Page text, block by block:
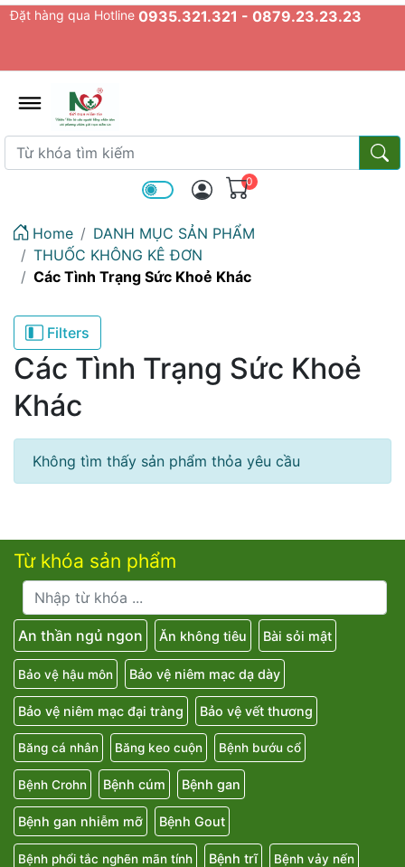
Đặt hàng qua Hotline 0935.321.321 - 0879.23.23.23
Từ khóa tìm kiếm
Từ
0
Home
DANH MỤC SẢN PHẨM
THUỐC KHÔNG KÊ ĐƠN
Các Tình Trạng Sức Khoẻ Khác
Filters
Các Tình Trạng Sức Khoẻ
Khác
Không tìm thấy sản phẩm thỏa yêu cầu
Từ khóa sản phẩm
An thần ngủ ngon Ăn không tiêu Bài sỏi mật
Bảo vệ hậu môn Bảo vệ niêm mạc dạ dày
Bảo vệ niêm mạc đại tràng Bảo vệ vết thương
Băng cá nhân Băng keo cuộn Bệnh bướu cổ
Bệnh Crohn Bệnh cúm Bệnh gan
Bệnh gan nhiễm mỡ Bệnh Gout
Bệnh phổi tắc nghẽn mãn tính Bệnh trĩ Bệnh vảy nến